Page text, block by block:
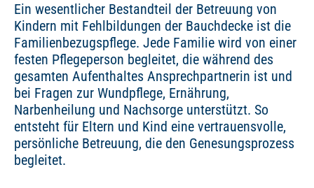
Ein wesentlicher Bestandteil der Betreuung von
Kindern mit Fehlbildungen der Bauchdecke ist die
Familienbezugspflege. Jede Familie wird von einer
festen Pflegeperson begleitet, die während des
gesamten Aufenthaltes Ansprechpartnerin ist und
bei Fragen zur Wundpflege, Ernährung,
Narbenheilung und Nachsorge unterstützt. So
entsteht für Eltern und Kind eine vertrauensvolle,
persönliche Betreuung, die den Genesungsprozess
begleitet.